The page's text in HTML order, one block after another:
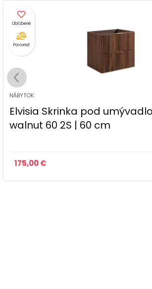
Porovnať
NÁBYTOK
Elvisia Skrinka pod
walnut 60 2S | 60 cm
175,00€